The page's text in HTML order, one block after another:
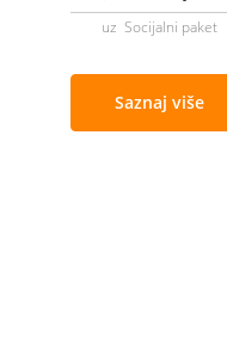
uz Socijalni paket
Saznaj više